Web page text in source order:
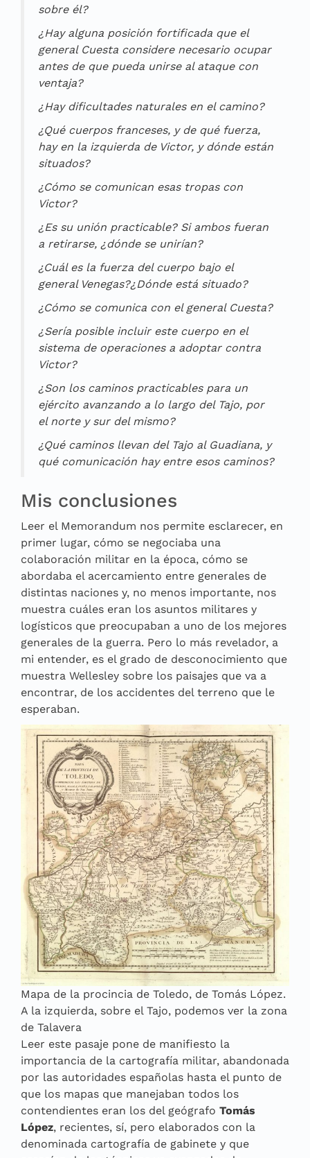
sobre él?
¿Hay alguna posición fortificada que el
general Cuesta considere necesario ocupar
antes de que pueda unirse al ataque con
ventaja?
¿Hay dificultades naturales en el camino?
¿Qué cuerpos franceses, y de qué fuerza,
hay en la izquierda de Victor, y dónde están
situados?
¿Cómo se comunican esas tropas con
Victor?
¿Es su unión practicable? Si ambos fueran
a retirarse, ¿dónde se unirían?
¿Cuál es la fuerza del cuerpo bajo el
general Venegas?¿Dónde está situado?
¿Cómo se comunica con el general Cuesta?
¿Sería posible incluir este cuerpo en el
sistema de operaciones a adoptar contra
Victor?
¿Son los caminos practicables para un
ejército avanzando a lo largo del Tajo, por
el norte y sur del mismo?
¿Qué caminos llevan del Tajo al Guadiana, y
qué comunicación hay entre esos caminos?
Mis conclusiones
Leer el Memorandum nos permite esclarecer, en
primer lugar, cómo se negociaba una
colaboración militar en la época, cómo se
abordaba el acercamiento entre generales de
distintas naciones y, no menos importante, nos
muestra cuáles eran los asuntos militares y
logísticos que preocupaban a uno de los mejores
generales de la guerra. Pero lo más revelador, a
mi entender, es el grado de desconocimiento que
muestra Wellesley sobre los paisajes que va a
encontrar, de los accidentes del terreno que le
esperaban.
Mapa de la procincia de Toledo, de Tomás López.
A la izquierda, sobre el Tajo, podemos ver la zona
de Talavera
Leer este pasaje pone de manifiesto la
importancia de la cartografía militar, abandonada
por las autoridades españolas hasta el punto de
que los mapas que manejaban todos los
contendientes eran los del geógrafo Tomás
López, recientes, sí, pero elaborados con la
denominada cartografía de gabinete y que